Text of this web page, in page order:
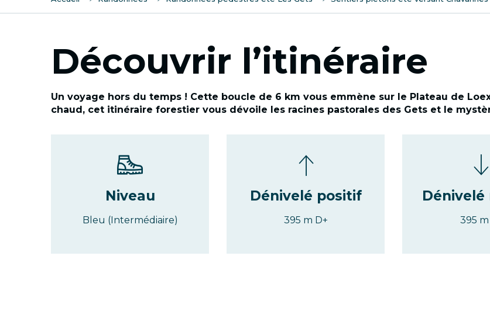
Découvrir l’itinéraire
Un voyage hors du temps ! Cette boucle de 6 km vous emmène sur le Plateau de
chaud, cet itinéraire forestier vous dévoile les racines pastorales des Gets et le
Niveau
Bleu (Intermédiaire)
Dénivelé positif
395 m D+ 395